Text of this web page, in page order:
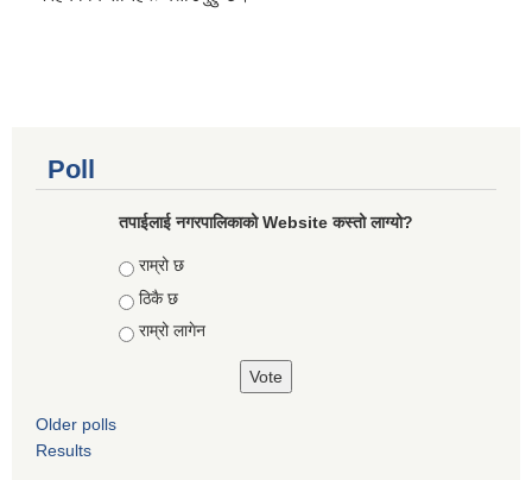
Poll
तपाईलाई नगरपालिकाको Website कस्तो लाग्यो?
Choices
राम्रो छ
ठिकै छ
राम्रो लागेन
Older polls
Results